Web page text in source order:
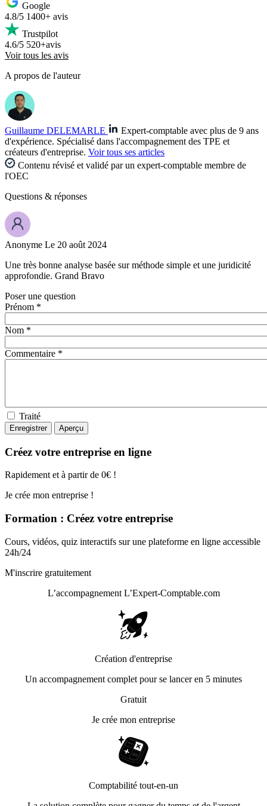
Google
4.8/5 1400+ avis
Trustpilot
4.6/5 520+avis
Voir tous les avis
A propos de l'auteur
Guillaume DELEMARLE
Expert-comptable avec plus de 9 ans
d'expérience. Spécialisé dans l'accompagnement des TPE et
créateurs d'entreprise. Voir tous ses articles
Contenu révisé et validé par un expert-comptable membre de
l'OEC
Questions & réponses
Anonyme Le 20 août 2024
Une très bonne analyse basée sur méthode simple et une juridicité
approfondie. Grand Bravo
Poser une question
Prénom *
Nom *
Commentaire *
Traité
Créez votre entreprise en ligne
Rapidement et à partir de 0€ !
Je crée mon entreprise !
Formation : Créez votre entreprise
Cours, vidéos, quiz interactifs sur une plateforme en ligne accessible
24h/24
M'inscrire gratuitement
L’accompagnement L’Expert-Comptable.com
Création d'entreprise
Un accompagnement complet pour se lancer en 5 minutes
Gratuit
Je crée mon entreprise
Comptabilité tout-en-un